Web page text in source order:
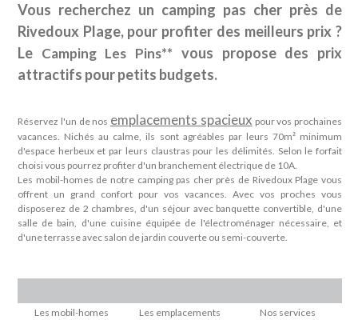
Vous recherchez un camping pas cher près de
Rivedoux Plage, pour profiter des meilleurs prix ?
Le Camping Les Pins** vous propose des prix
attractifs pour petits budgets.
Réservez l'un de nos emplacements spacieux pour vos prochaines
vacances. Nichés au calme, ils sont agréables par leurs 70m² minimum
d'espace herbeux et par leurs claustras pour les délimités. Selon le forfait
choisi vous pourrez profiter d'un branchement électrique de 10A.
Les mobil-homes de notre camping pas cher près de Rivedoux Plage vous
offrent un grand confort pour vos vacances. Avec vos proches vous
disposerez de 2 chambres, d'un séjour avec banquette convertible, d'une
salle de bain, d'une cuisine équipée de l'électroménager nécessaire, et
d'une terrasse avec salon de jardin couverte ou semi-couverte.
Les mobil-homes Les emplacements Nos services